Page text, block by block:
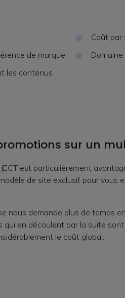
de marque
les contenus
Coût
sur un
est particulièrement
de site exclusif pour vous
nous demande plus de temps
qui en découlent par la suite
le coût global.